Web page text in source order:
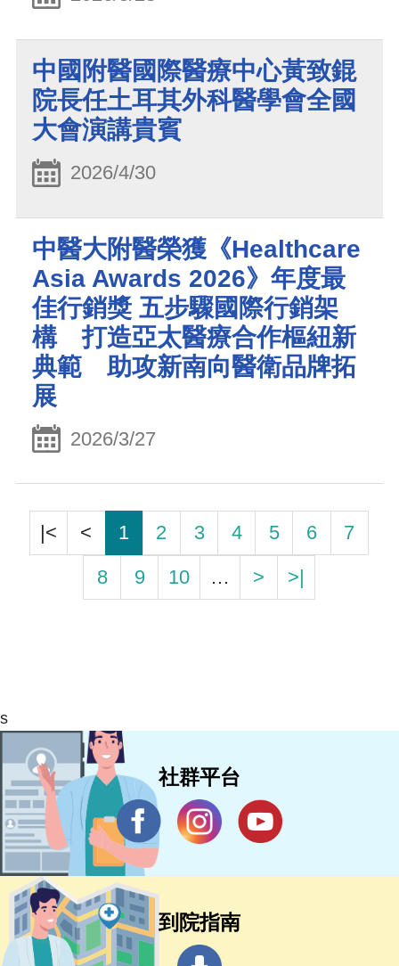
中國附醫國際醫療中心黃致錕
院長任土耳其外科醫學會全國
大會演講貴賓
2026/4/30
中醫大附醫榮獲《Healthcare
Asia Awards 2026》年度最
佳行銷獎 五步驟國際行銷架
構 打造亞太醫療合作樞紐新
典範 助攻新南向醫衛品牌拓
展
2026/3/27
|< < 1 2 3 4 5 6
7
8
9 10 … > >|
s
社群平台
到院指南